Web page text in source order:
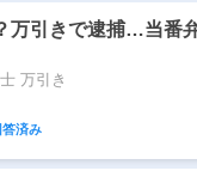
万引きで逮捕…当番
万引き
済み